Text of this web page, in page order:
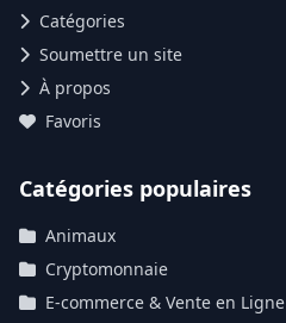
Catégories
Soumettre un site
À propos
Favoris
Catégories populaires
Animaux
Cryptomonnaie
E-commerce & Vente en Ligne